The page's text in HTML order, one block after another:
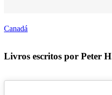
Canadá
Livros escritos por Peter